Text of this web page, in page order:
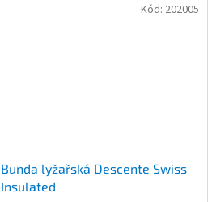
Bunda lyžařská Descente Swiss
Insulated
Kód: 202005